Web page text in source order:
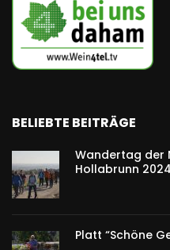
BELIEBTE BEITRÄGE
Wandertag der
Hollabrunn 2024
Platt “Schöne